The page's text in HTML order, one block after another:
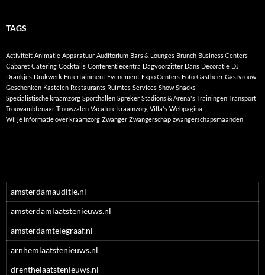
TAGS
Activiteit Animatie Apparatuur Auditorium Bars & Lounges Brunch Business Centers
Cabaret Catering Cocktails Conferentiecentra Dagvoorzitter Dans Decoratie DJ
Drankjes Drukwerk Entertainment Evenement Expo Centers Foto Gastheer Gastvrouw
Geschenken Kastelen Restaurants Ruimtes Services Show Snacks
Specialistische kraamzorg Sporthallen Spreker Stadions & Arena's Trainingen Transport
Trouwambtenaar Trouwzalen Vacature kraamzorg Villa's Webpagina
Wil je informatie over kraamzorg Zwanger Zwangerschap zwangerschapsmaanden
amsterdamauditie.nl
amsterdamlaatstenieuws.nl
amsterdamtelegraaf.nl
arnhemlaatstenieuws.nl
drenthelaatstenieuws.nl